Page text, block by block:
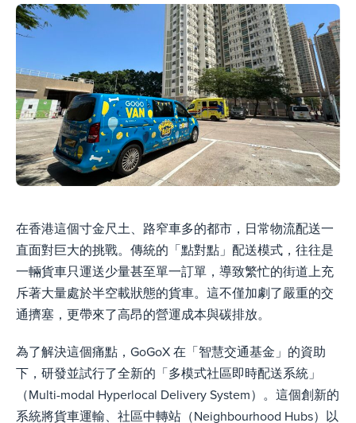
在香港這個寸金尺土、路窄車多的都市，日常物流配送一
直面對巨大的挑戰。傳統的「點對點」配送模式，往往是
一輛貨車只運送少量甚至單一訂單，導致繁忙的街道上充
斥著大量處於半空載狀態的貨車。這不僅加劇了嚴重的交
通擠塞，更帶來了高昂的營運成本與碳排放。
為了解決這個痛點，GoGoX 在「智慧交通基金」的資助
下，研發並試行了全新的「多模式社區即時配送系統」
（Multi-modal Hyperlocal Delivery System）。這個創新的
系統將貨車運輸、社區中轉站（Neighbourhood Hubs）以